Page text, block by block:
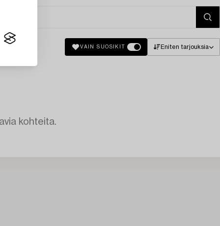
VAIN SUOSIKIT Eniten tarjouksia
kohteita.